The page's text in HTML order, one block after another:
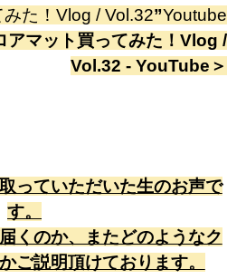
た！Vlog / Vol.32”Youtube
アマット買ってみた！Vlog /
Vol.32 - YouTube ＞
っていただいた生のお声で
す。
くのか、またどのようなク
ご説明頂けております。